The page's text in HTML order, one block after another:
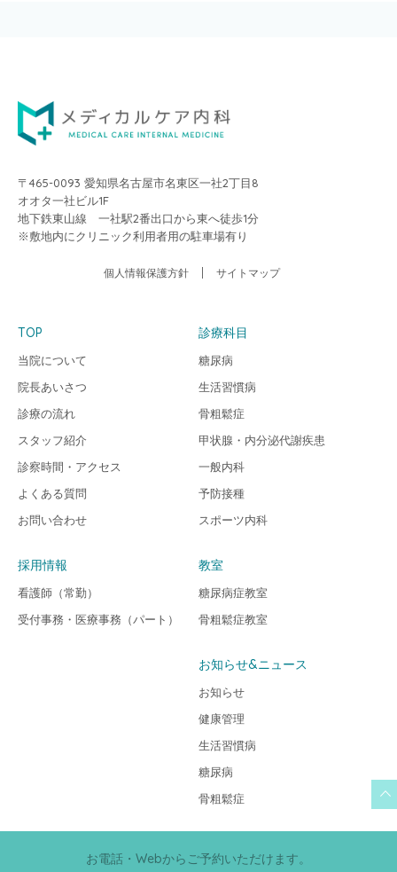
〒465-0093 愛知県名古屋市名東区一社2丁目8
オオタ一社ビル1F
地下鉄東山線 一社駅2番出口から東へ徒歩1分
※敷地内にクリニック利用者用の駐車場有り
個人情報保護方針 サイトマップ
TOP
当院について
院長あいさつ
診療の流れ
スタッフ紹介
診察時間・アクセス
よくある質問
お問い合わせ
診療科目
糖尿病
生活習慣病
骨粗鬆症
甲状腺・内分泌代謝疾患
一般内科
予防接種
スポーツ内科
採用情報
看護師（常勤）
受付事務・医療事務（パート）
教室
糖尿病症教室
骨粗鬆症教室
お知らせ&ニュース
お知らせ
健康管理
生活習慣病
糖尿病
骨粗鬆症
お電話・Webからご予約いただけます。